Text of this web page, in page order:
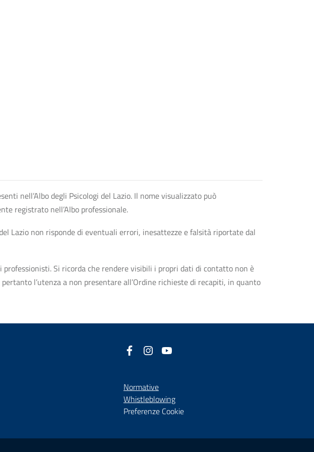
nell’Albo degli Psicologi del Lazio. Il nome visualizzato può
registrato nell’Albo professionale.
Lazio non risponde di eventuali errori, inesattezze e falsità riportate dal
Si ricorda che rendere visibili i propri dati di contatto non è
l’utenza a non presentare all’Ordine richieste di recapiti, in quanto
Facebook
(nuova scheda - new tab)
Instagram
(nuova scheda - new tab)
Normative
Whistleblowing(nuova scheda - new tab)
Preferenze Cookie